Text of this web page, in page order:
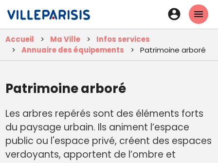
contenu
principal
En-
tête
-
Accueil Ma Ville
Infos services
Annuaire des équipements
Patrimoine arboré
Patrimoine arboré
Les arbres repérés sont des éléments forts
du paysage urbain. Ils animent l’espace
public ou l'espace privé, créent des espaces
verdoyants, apportent de l’ombre et